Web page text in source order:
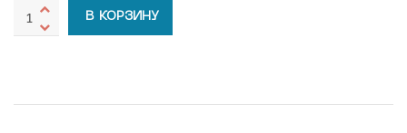
В КОРЗИНУ